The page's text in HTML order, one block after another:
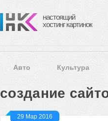
настоящий
хостинг картинок
Авто Культура
создание
29 Мар 2016